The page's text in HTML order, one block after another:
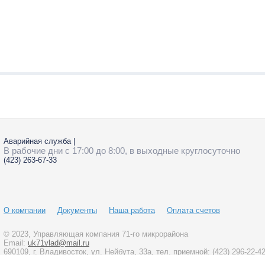
Аварийная служба |
В рабочие дни с 17:00 до 8:00, в выходные круглосуточно
(423) 263-67-33
О компании Документы Наша работа Оплата счетов
© 2023 , Управляющая компания 71-го микрорайона
Email: uk71vlad@mail.ru
690109, г. Владивосток, ул. Нейбута, 33а , тел. приемной: (423) 296-22-